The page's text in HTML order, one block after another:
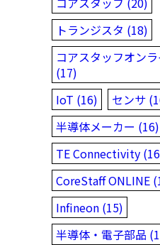
トランジスタ (18)
コアスタッフオン
(17)
IoT (16)
センサ
半導体メーカー (16)
TE Connectivity
CoreStaff ONLINE
Infineon (15)
半導体・電子部品